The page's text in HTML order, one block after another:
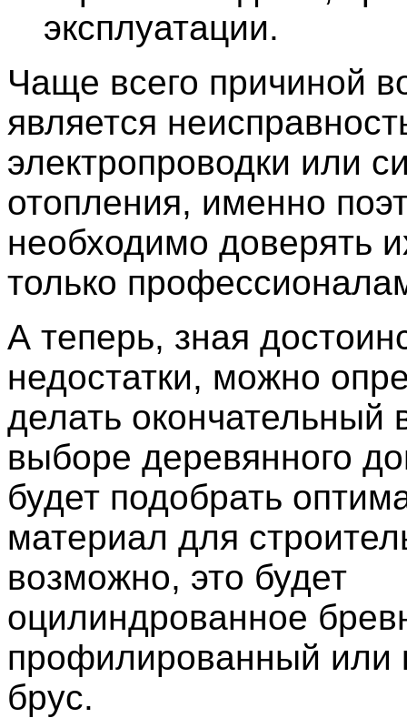
эксплуатации.
Чаще всего причиной
является
электропроводки или
отопления, именно
необходимо доверять
только
А теперь, зная
недостатки, можно
делать окончательный
выборе деревянного
будет подобрать
материал для
возможно, это будет
оцилиндрованное
профилированный или
брус.